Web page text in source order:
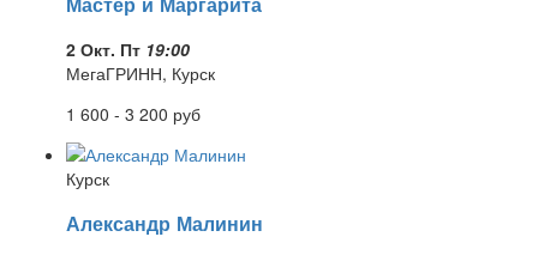
2 Окт. Пт 19:00
МегаГРИНН, Курск
1 600 - 3 200 руб
Курск
Александр Малинин